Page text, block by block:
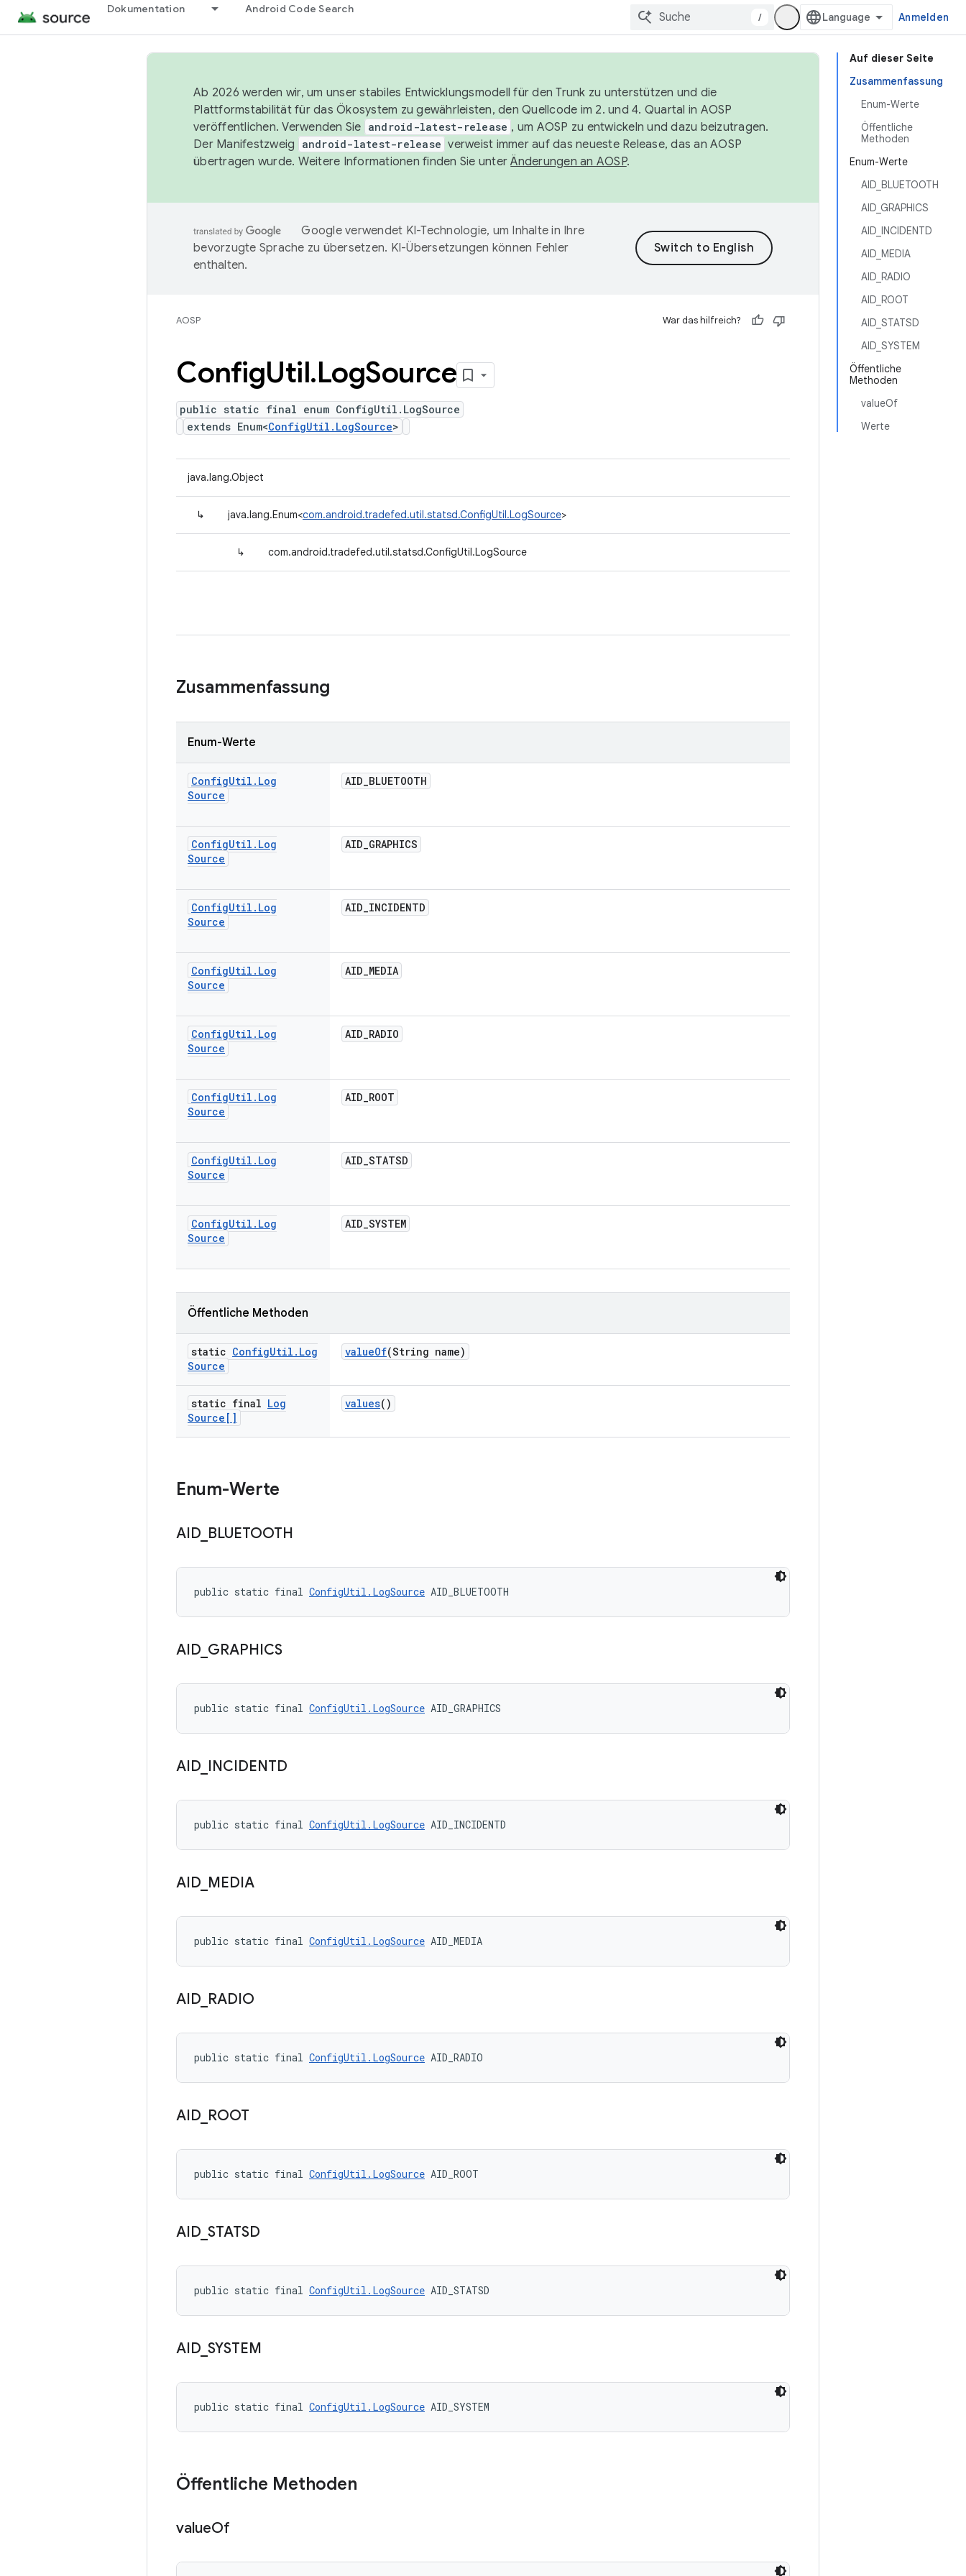
Dokumentation Android Code Search
/ Anmelden
Auf dieser Seite
Zusammenfassung
Enum-Werte
Öffentliche
Methoden
Enum-Werte
AID_BLUETOOTH
AID_GRAPHICS
AID_INCIDENTD
AID_MEDIA
AID_RADIO
AID_ROOT
AID_STATSD
AID_SYSTEM
Öffentliche
Methoden
valueOf
Werte
Ab 2026 werden wir, um unser stabiles Entwicklungsmodell für den Trunk zu unterstützen und die
Plattformstabilität für das Ökosystem zu gewährleisten, den Quellcode im 2. und 4. Quartal in AOSP
veröffentlichen. Verwenden Sie android-latest-release , um AOSP zu entwickeln und dazu beizutragen.
Der Manifestzweig
android-latest-release verweist immer auf das neueste Release, das an AOSP
übertragen wurde. Weitere Informationen finden Sie unterÄnderungen an AOSP.
Google verwendet KI-Technologie, um Inhalte in Ihre
bevorzugte Sprache zu übersetzen. KI-Übersetzungen können Fehler
enthalten.
AOSP War das hilfreich?
ConfigUtil.LogSource
public static final enum ConfigUtil.LogSource
extends Enum<ConfigUtil.LogSource>
java.lang.Object
↳ java.lang.Enum<com.android.tradefed.util.statsd.ConfigUtil.LogSource>
↳ com.android.tradefed.util.statsd.ConfigUtil.LogSource
Zusammenfassung
Enum-Werte
ConfigUtil . Log
Source
AID_BLUETOOTH
ConfigUtil . Log
Source
AID_GRAPHICS
ConfigUtil . Log
Source
AID_INCIDENTD
ConfigUtil . Log
Source
AID_MEDIA
ConfigUtil . Log
Source
AID_RADIO
ConfigUtil . Log
Source
AID_ROOT
ConfigUtil . Log
Source
AID_STATSD
ConfigUtil . Log
Source
AID_SYSTEM
Öffentliche Methoden
static ConfigUtil . Log
Source
valueOf(String name)
static final Log
Source[]
values()
Enum-Werte
AID BLUETOOTH
public static final ConfigUtil.LogSource AID_BLUETOOTH
AID GRAPHICS
public static final ConfigUtil.LogSource AID_GRAPHICS
AID INCIDENTD
public static final ConfigUtil.LogSource AID_INCIDENTD
AID MEDIA
public static final ConfigUtil.LogSource AID_MEDIA
AID RADIO
public static final ConfigUtil.LogSource AID_RADIO
AID ROOT
public static final ConfigUtil.LogSource AID_ROOT
AID STATSD
public static final ConfigUtil.LogSource AID_STATSD
AID SYSTEM
public static final ConfigUtil.LogSource AID_SYSTEM
Öffentliche Methoden
valueOf